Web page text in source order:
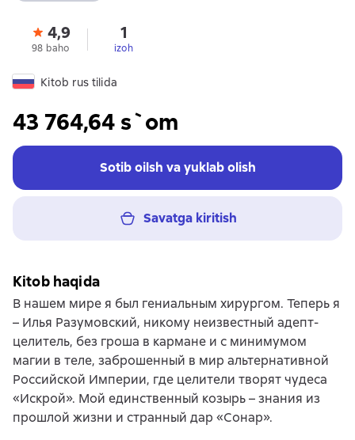
4,9
98 baho
1
izoh
Kitob rus tilida
43 764,64 s`om
Sotib oilsh va yuklab olish
Savatga kiritish
Kitob haqida
В нашем мире я был гениальным хирургом. Теперь я
– Илья Разумовский, никому неизвестный адепт-
целитель, без гроша в кармане и с минимумом
магии в теле, заброшенный в мир альтернативной
Российской Империи, где целители творят чудеса
«Искрой». Мой единственный козырь – знания из
прошлой жизни и странный дар «Сонар».